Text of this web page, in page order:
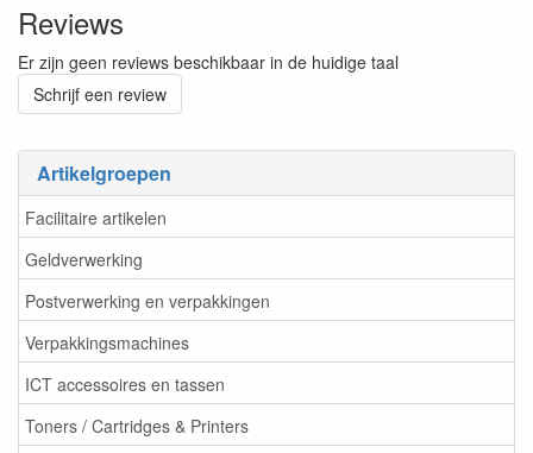
Artikelgroepen
Facilitaire artikelen
Geldverwerking
Postverwerking en verpakkingen
Verpakkingsmachines
ICT accessoires en tassen
Toners / Cartridges & Printers
Reviews
Er zijn geen reviews beschikbaar in de huidige taal
Schrijf een review